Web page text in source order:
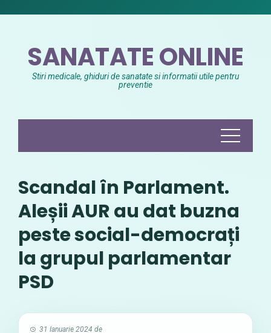
SANATATE ONLINE
Stiri medicale, ghiduri de sanatate si informatii utile pentru
preventie
Scandal în Parlament.
Aleșii AUR au dat buzna
peste social-democrați
la grupul parlamentar
PSD
31 Ianuarie 2024 de